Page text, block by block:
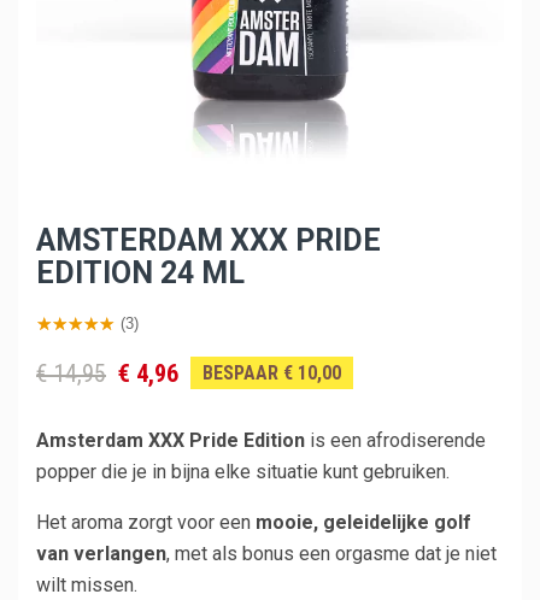
AMSTERDAM XXX PRIDE
EDITION 24 ML
(3)
€ 14,95 € 4,96 BESPAAR € 10,00
Amsterdam XXX Pride Edition is een afrodiserende
popper die je in bijna elke situatie kunt gebruiken.
Het aroma zorgt voor een mooie, geleidelijke golf
van verlangen, met als bonus een orgasme dat je niet
wilt missen.